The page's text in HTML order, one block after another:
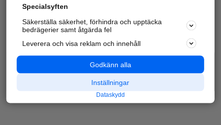
Specialsyften
Säkerställa säkerhet, förhindra och upptäcka
bedrägerier samt åtgärda fel
Leverera och visa reklam och innehåll
Godkänn alla
Inställningar
Dataskydd